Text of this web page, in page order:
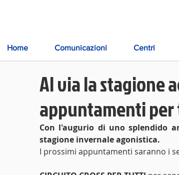
Home Comunicazioni Centri
Al via la stagione
appuntamenti
Con l'augurio di uno splendido
stagione invernale agonistica.
I prossimi appuntamenti saranno i